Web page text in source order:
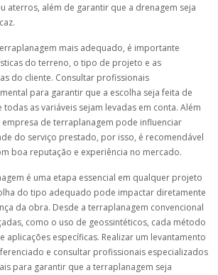
aterros, além de garantir que a drenagem seja
mais adequado, é importante
do terreno, o tipo de projeto e as
do cliente. Consultar profissionais
para garantir que a escolha seja feita de
as variáveis sejam levadas em conta. Além
empresa de terraplanagem pode influenciar
do serviço prestado, por isso, é recomendável
boa reputação e experiência no mercado.
é uma etapa essencial em qualquer projeto
do tipo adequado pode impactar diretamente
da obra. Desde a terraplanagem convencional
como o uso de geossintéticos, cada método
aplicações específicas. Realizar um levantamento
e consultar profissionais especializados
para garantir que a terraplanagem seja